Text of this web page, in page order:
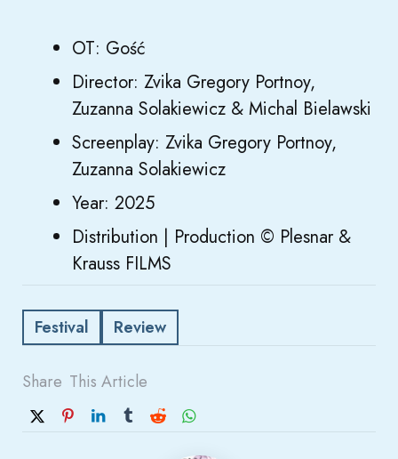
OT: Gość
Director: Zvika Gregory Portnoy,
Zuzanna Solakiewicz & Michal Bielawski
Screenplay: Zvika Gregory Portnoy,
Zuzanna Solakiewicz
Year: 2025
Distribution | Production © Plesnar &
Krauss FILMS
Festival Review
Share This Article